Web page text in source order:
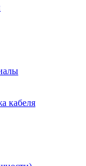
кабеля